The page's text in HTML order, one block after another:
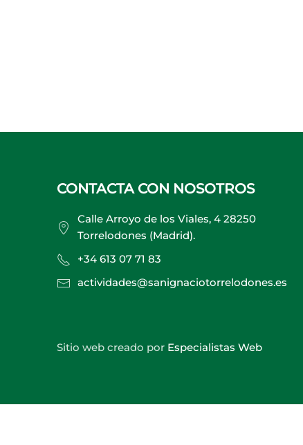
CONTACTA CON NOSOTROS
Calle Arroyo de los Viales, 4 28250
Torrelodones (Madrid).
+34 613 07 71 83
actividades@sanignaciotorrelodones.es
Sitio web creado por Especialistas Web